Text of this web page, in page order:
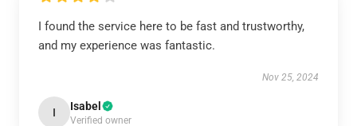
I found the service here to be fast and trustworthy,
and my experience was fantastic.
Nov 25, 2024
I Isabel
Verified owner